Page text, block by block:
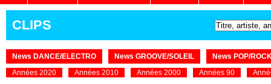
CLIPS
News DANCE/ELECTRO News GROOVE/SOLEIL
News POP/
Années 2020
Années 2010 Années 2000 Années 90